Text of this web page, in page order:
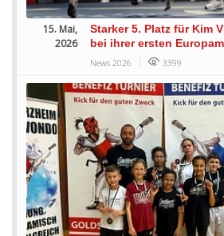
15. Mai,
2026
Starker 5. Platz für Kim
bei ihrer ersten
News 2026 3399